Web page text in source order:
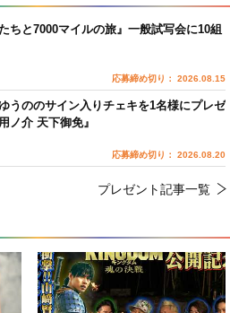
ちと7000マイルの旅』一般試写会に10組
応募締め切り： 2026.08.15
うののサイン入りチェキを1名様にプレゼ
ノ介 天下御免』
応募締め切り： 2026.08.20
プレゼント記事一覧